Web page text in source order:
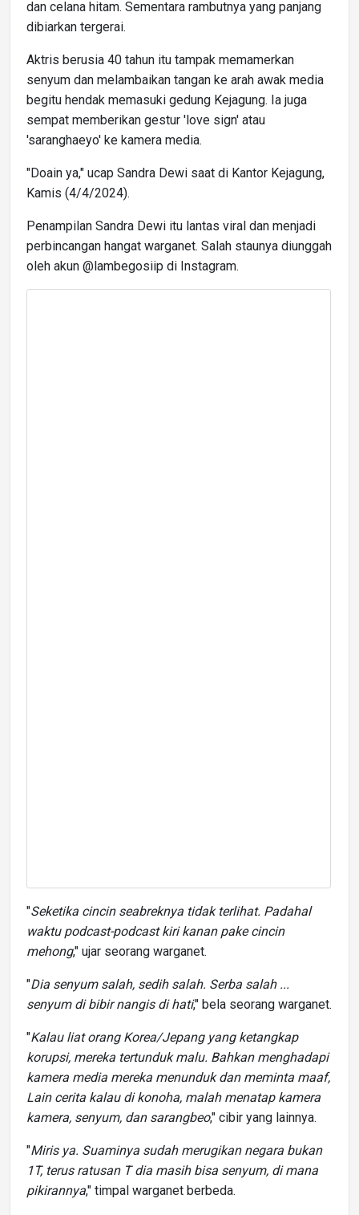
dan celana hitam. Sementara rambutnya yang panjang
dibiarkan tergerai.
Aktris berusia 40 tahun itu tampak memamerkan
senyum dan melambaikan tangan ke arah awak media
begitu hendak memasuki gedung Kejagung. Ia juga
sempat memberikan gestur 'love sign' atau
'saranghaeyo' ke kamera media.
"Doain ya," ucap Sandra Dewi saat di Kantor Kejagung,
Kamis (4/4/2024).
Penampilan Sandra Dewi itu lantas viral dan menjadi
perbincangan hangat warganet. Salah staunya diunggah
oleh akun @lambegosiip di Instagram.
"Seketika cincin seabreknya tidak terlihat. Padahal
waktu podcast-podcast kiri kanan pake cincin
mehong," ujar seorang warganet.
"Dia senyum salah, sedih salah. Serba salah ...
senyum di bibir nangis di hati," bela seorang warganet.
"Kalau liat orang Korea/Jepang yang ketangkap
korupsi, mereka tertunduk malu. Bahkan menghadapi
kamera media mereka menunduk dan meminta maaf,
Lain cerita kalau di konoha, malah menatap kamera
kamera, senyum, dan sarangbeo," cibir yang lainnya.
"Miris ya. Suaminya sudah merugikan negara bukan
1T, terus ratusan T dia masih bisa senyum, di mana
pikirannya," timpal warganet berbeda.